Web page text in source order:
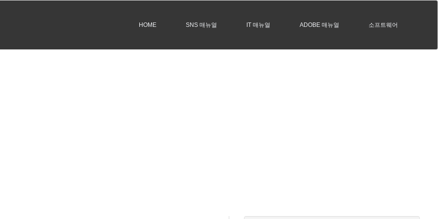
HOME SNS 매뉴얼 IT 매뉴얼 ADOBE 매뉴얼 소프트웨어